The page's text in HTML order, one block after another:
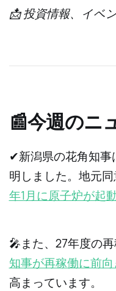
📩 投資情報、イベ
📰今週のニ
✔新潟県の花角知事
明しました。地元同
年1月に原子炉が起
🎤また、27年度の
知事が再稼働に前
高まっています。